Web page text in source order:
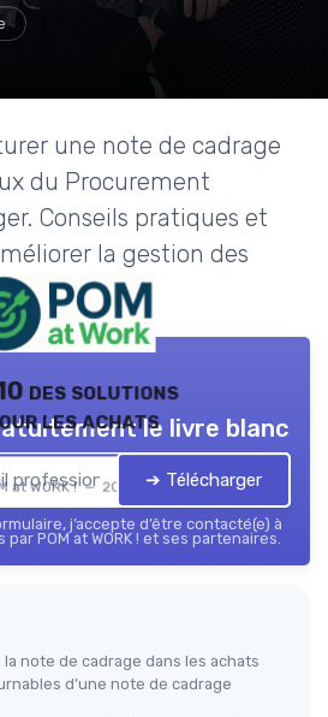
une note de cadrage
du Procurement
Conseils pratiques et
la gestion des
des solutions
les achats
at WORK ! — 2026
le livre blanc
➔ Télécharger
j’accepte d’être contacté(e) à
POM at WORK ! et ses partenaires.
note de cadrage dans les achats
d’une note de cadrage